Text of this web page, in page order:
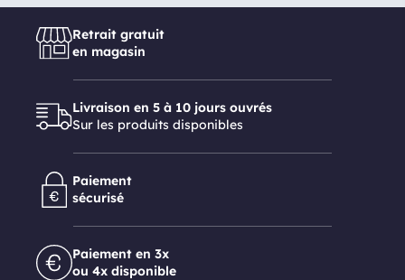
Retrait gratuit
en magasin
Livraison en 5 à 10 jours ouvrés
Sur les produits disponibles
Paiement
sécurisé
Paiement en 3x
ou 4x disponible